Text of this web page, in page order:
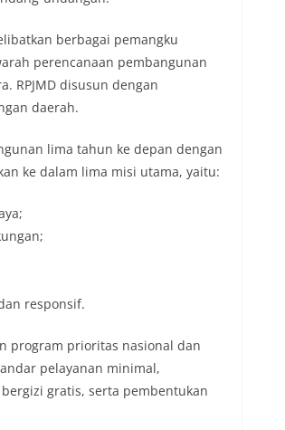
berbagai pemangku
perencanaan pembangunan
RPJMD disusun dengan
daerah.
lima tahun ke depan dengan
ke dalam lima misi utama, yaitu:
responsif.
program prioritas nasional dan
pelayanan minimal,
gratis, serta pembentukan